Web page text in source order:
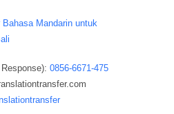
Bahasa Mandarin untuk
0856-6671-475